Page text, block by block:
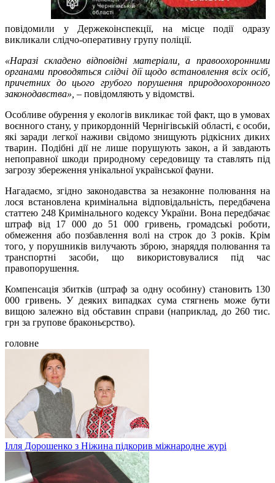
повідомили у Держекоінспекції, на місце події одразу
викликали слідчо-оперативну групу поліції.
«Наразі складено відповідні матеріали, а правоохоронними
органами проводяться слідчі дії щодо встановлення всіх осіб,
причетних до цього грубого порушення природоохоронного
законодавства», – повідомляють у відомстві.
Особливе обурення у екологів викликає той факт, що в умовах
воєнного стану, у прикордонній Чернігівській області, є особи,
які заради легкої наживи свідомо знищують рідкісних диких
тварин. Подібні дії не лише порушують закон, а й завдають
непоправної шкоди природному середовищу та ставлять під
загрозу збереження унікальної української фауни.
Нагадаємо, згідно законодавства за незаконне полювання на
лося встановлена кримінальна відповідальність, передбачена
статтею 248 Кримінального кодексу України. Вона передбачає
штраф від 17 000 до 51 000 гривень, громадські роботи,
обмеження або позбавлення волі на строк до 3 років. Крім
того, у порушників вилучають зброю, знаряддя полювання та
транспортні засоби, що використовувалися під час
правопорушення.
Компенсація збитків (штраф за одну особину) становить 130
000 гривень. У деяких випадках сума стягнень може бути
вищою залежно від обставин справи (наприклад, до 260 тис.
грн за групове браконьєрство).
головне
Ілля Дорошенко з Ніжина підкорив міжнародне журі